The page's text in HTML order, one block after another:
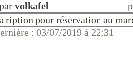
volkafel
pour réservation au
: 03/07/2019 à 22:31